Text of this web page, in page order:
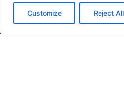
Customize Reject All
(47) 9 9977-7630